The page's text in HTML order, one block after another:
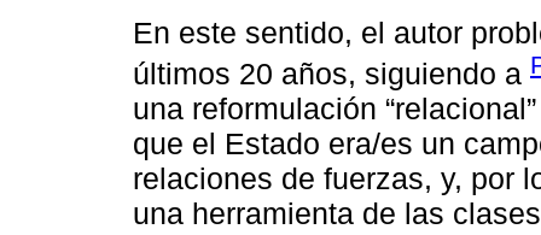
En este sentido, el autor
últimos 20 años, siguiendo a
una reformulación
que el Estado era/es un
relaciones de fuerzas, y, por
una herramienta de las